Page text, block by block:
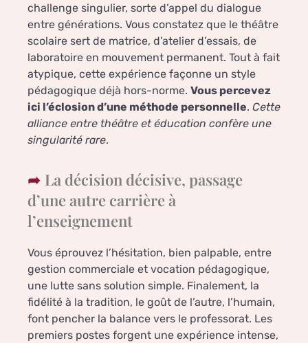
challenge singulier, sorte d’appel du dialogue
entre générations. Vous constatez que le théâtre
scolaire sert de matrice, d’atelier d’essais, de
laboratoire en mouvement permanent. Tout à fait
atypique, cette expérience façonne un style
pédagogique déjà hors-norme. Vous percevez
ici l’éclosion d’une méthode personnelle. Cette
alliance entre théâtre et éducation confère une
singularité rare.
La décision décisive, passage
d’une autre carrière à
l’enseignement
Vous éprouvez l’hésitation, bien palpable, entre
gestion commerciale et vocation pédagogique,
une lutte sans solution simple. Finalement, la
fidélité à la tradition, le goût de l’autre, l’humain,
font pencher la balance vers le professorat. Les
premiers postes forgent une expérience intense,